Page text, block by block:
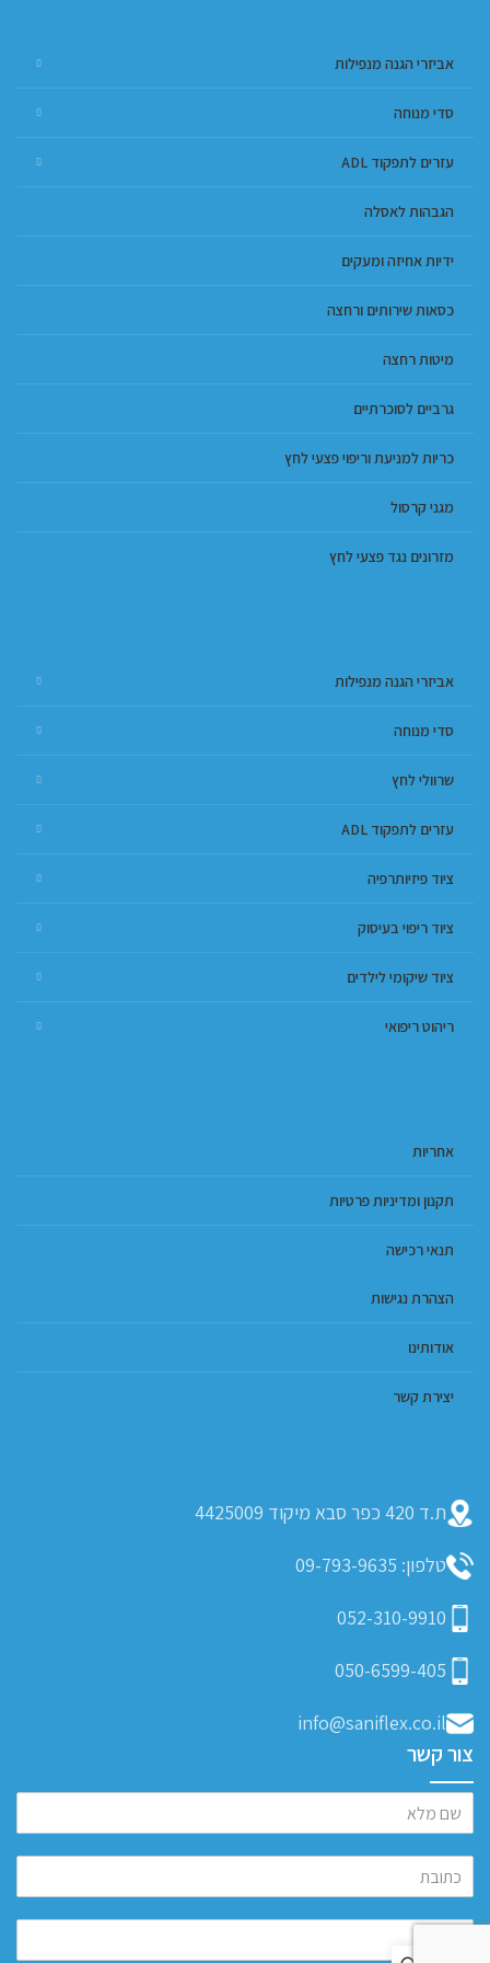
אביזרי הגנה מנפילות
סדי מנוחה
עזרים לתפקוד ADL
הגבהות לאסלה
ידיות אחיזה ומעקים
כסאות שירותים ורחצה
מיטות רחצה
גרביים לסוכרתיים
כריות למניעת וריפוי פצעי לחץ
מגני קרסול
מזרונים נגד פצעי לחץ
אביזרי הגנה מנפילות
סדי מנוחה
שרוולי לחץ
עזרים לתפקוד ADL
ציוד פיזיותרפיה
ציוד ריפוי בעיסוק
ציוד שיקומי לילדים
ריהוט ריפואי
אחריות
תקנון ומדיניות פרטיות
תנאי רכישה
הצהרת נגישות
אודותינו
יצירת קשר
ת.ד 420 כפר סבא מיקוד 4425009
טלפון: 09-793-9635
052-310-9910
050-6599-405
info@saniflex.co.il
צור קשר